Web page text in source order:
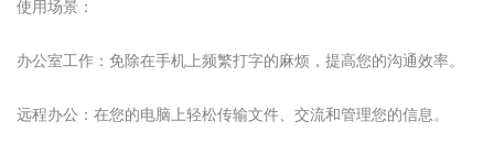
使用场景：
办公室工作：免除在手机上频繁打字的麻烦，提高您的沟通效率。
远程办公：在您的电脑上轻松传输文件、交流和管理您的信息。